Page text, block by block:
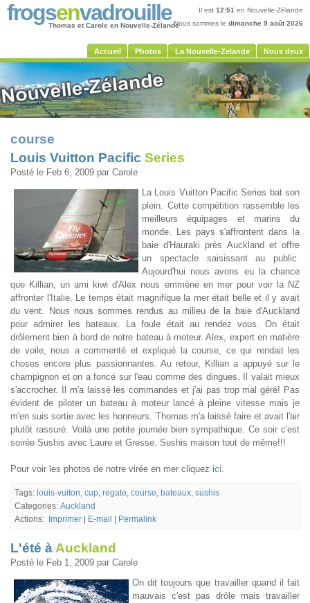
frogsenvadrouille
Thomas et Carole en Nouvelle-Zélande
Il est 12:51 en Nouvelle-Zélande
Nous sommes le dimanche 9 août 2026
Accueil Photos La Nouvelle-Zelande Nous deux
course
Louis Vuitton Pacific Series
Posté le Feb 6, 2009 par Carole
La Louis Vuitton Pacific Series bat son
plein. Cette compétition rassemble les
meilleurs équipages et marins du
monde. Les pays s'affrontent dans la
baie d'Hauraki près Auckland et offre
un spectacle saisissant au public.
Aujourd'hui nous avons eu la chance
que Killian, un ami kiwi d'Alex nous emmène en mer pour voir la NZ
affronter l'Italie. Le temps était magnifique la mer était belle et il y avait
du vent. Nous nous sommes rendus au milieu de la baie d'Auckland
pour admirer les bateaux. La foule était au rendez vous. On était
drôlement bien à bord de notre bateau à moteur. Alex, expert en matière
de voile, nous a commenté et expliqué la course, ce qui rendait les
choses encore plus passionnantes. Au retour, Killian a appuyé sur le
champignon et on a foncé sur l'eau comme des dingues. Il valait mieux
s'accrocher. Il m'a laissé les commandes et j'ai pas trop mal géré! Pas
évident de piloter un bateau à moteur lancé à pleine vitesse mais je
m'en suis sortie avec les honneurs. Thomas m'a laissé faire et avait l'air
plutôt rassuré. Voilà une petite journée bien sympathique. Ce soir c'est
soirée Sushis avec Laure et Gresse. Sushis maison tout de même!!!
Pour voir les photos de notre virée en mer cliquez ici.
Tags: louis-vuiton cup regate course bateaux sushis
Categories: Auckland
Actions:
Imprimer E-mail Permalink
L'été à Auckland
Posté le Feb 1, 2009 par Carole
On dit toujours que travailler quand il fait
mauvais c'est pas drôle mais travailler